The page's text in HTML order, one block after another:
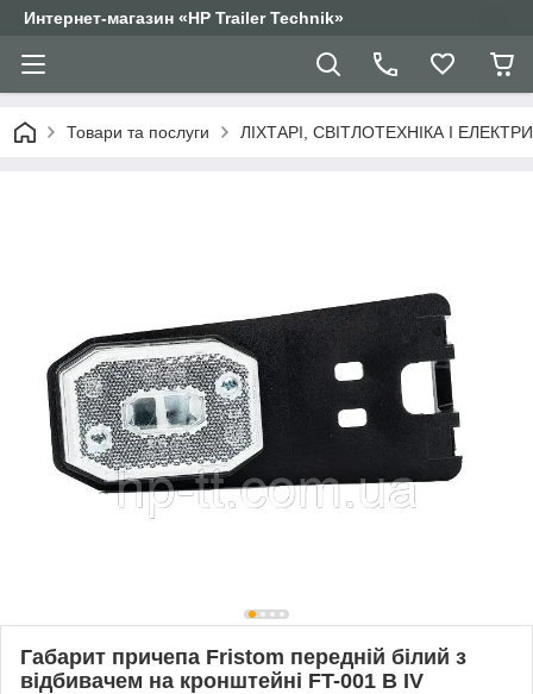
Интернет-магазин «HP Trailer Technik»
Товари та послуги ЛІХТАРІ, СВІТЛОТЕХНІКА І
Габарит причепа Fristom передній білий з
відбивачем на кронштейні FT-001 B IV